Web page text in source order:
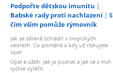
Podpořte dětskou imunitu
Babské rady proti nachlazení
S
čím vším pomůže rýmovník
Jak se zdravě zchladit v tropických
vedrech: Co pomáhá a kdy už riskujete
úpal
Úpal a úžeh: Jak je poznat a jak se z nich
rychle vyléčit